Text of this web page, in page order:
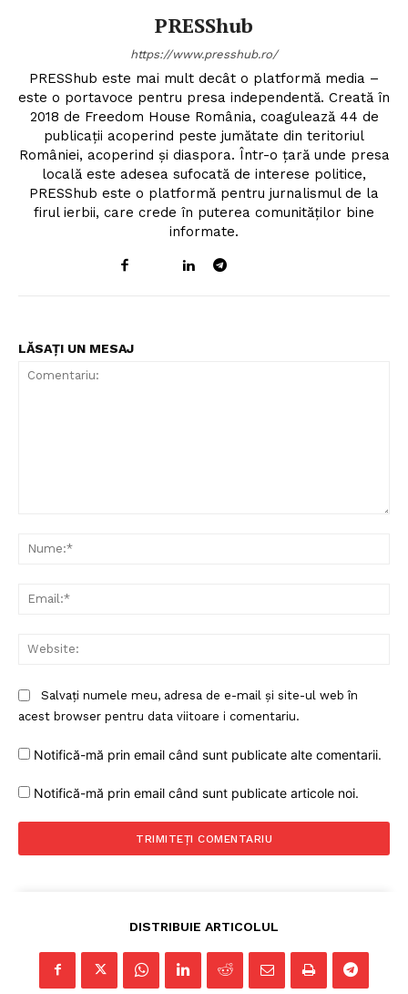
PRESShub
https://www.presshub.ro/
PRESShub este mai mult decât o platformă media –
este o portavoce pentru presa independentă. Creată în
2018 de Freedom House România, coagulează 44 de
publicații acoperind peste jumătate din teritoriul
României, acoperind și diaspora. Într-o țară unde presa
locală este adesea sufocată de interese politice,
PRESShub este o platformă pentru jurnalismul de la
firul ierbii, care crede în puterea comunităților bine
informate.
LĂSAȚI UN MESAJ
Salvați numele meu, adresa de e-mail și site-ul web în
acest browser pentru data viitoare i comentariu.
Notifică-mă prin email când sunt publicate alte comentarii.
Notifică-mă prin email când sunt publicate articole noi.
DISTRIBUIE ARTICOLUL